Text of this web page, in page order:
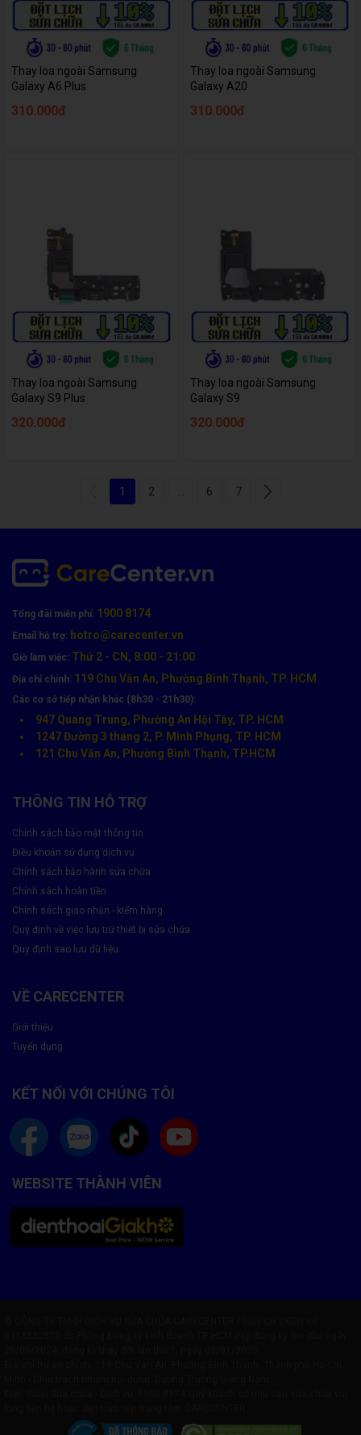
Thay loa ngoài Samsung
Galaxy A6 Plus
310.000đ
Thay loa ngoài Samsung
Galaxy A20
310.000đ
Thay loa ngoài Samsung
Galaxy S9 Plus
320.000đ
Thay loa ngoài Samsung
Galaxy S9
320.000đ
1 2 ... 6 7
Tổng đài miễn phí: 1900 8174
Email hỗ trợ: hotro@carecenter.vn
Giờ làm việc: Thứ 2 - CN, 8:00 - 21:00
Địa chỉ chính: 119 Chu Văn An, Phường Bình Thạnh, TP. HCM
Các cơ sở tiếp nhận khác (8h30 - 21h30):
947 Quang Trung, Phường An Hội Tây, TP. HCM
1247 Đường 3 tháng 2, P. Minh Phụng, TP. HCM
121 Chu Văn An, Phường Bình Thạnh, TP.HCM
THÔNG TIN HỖ TRỢ
Chính sách bảo mật thông tin
Điều khoản sử dụng dịch vụ
Chính sách bảo hành sửa chữa
Chính sách hoàn tiền
Chính sách giao nhận - kiểm hàng
Quy định về việc lưu trữ thiết bị sửa chữa
Quy định sao lưu dữ liệu
VỀ CARECENTER
Giới thiệu
Tuyển dụng
KẾT NỐI VỚI CHÚNG TÔI
WEBSITE THÀNH VIÊN